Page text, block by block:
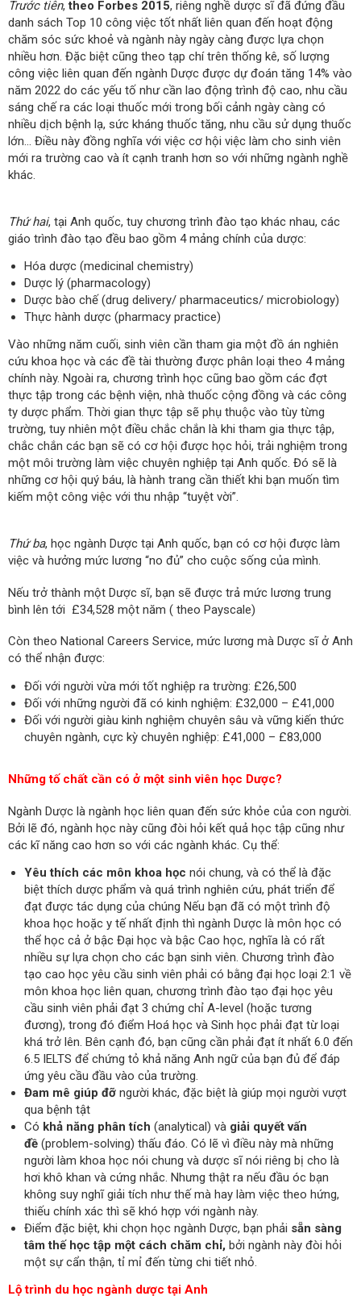
Trước tiên,theo Forbes 2015, riêng nghề dược sĩ đã đứng đầu
danh sách Top 10 công việc tốt nhất liên quan đến hoạt động
chăm sóc sức khoẻ và ngành này ngày càng được lựa chọn
nhiều hơn. Đặc biệt cũng theo tạp chí trên thống kê, số lượng
công việc liên quan đến ngành Dược được dự đoán tăng 14% vào
năm 2022 do các yếu tố như cần lao động trình độ cao, nhu cầu
sáng chế ra các loại thuốc mới trong bối cảnh ngày càng có
nhiều dịch bệnh lạ, sức kháng thuốc tăng, nhu cầu sử dụng thuốc
lớn… Điều này đồng nghĩa với việc cơ hội việc làm cho sinh viên
mới ra trường cao và ít cạnh tranh hơn so với những ngành nghề
khác.
Thứ hai, tại Anh quốc, tuy chương trình đào tạo khác nhau, các
giáo trình đào tạo đều bao gồm 4 mảng chính của dược:
Hóa dược (medicinal chemistry)
Dược lý (pharmacology)
Dược bào chế (drug delivery/ pharmaceutics/ microbiology)
Thực hành dược (pharmacy practice)
Vào những năm cuối, sinh viên cần tham gia một đồ án nghiên
cứu khoa học và các đề tài thường được phân loại theo 4 mảng
chính này. Ngoài ra, chương trình học cũng bao gồm các đợt
thực tập trong các bệnh viện, nhà thuốc cộng đồng và các công
ty dược phẩm. Thời gian thực tập sẽ phụ thuộc vào tùy từng
trường, tuy nhiên một điều chắc chắn là khi tham gia thực tập,
chắc chắn các bạn sẽ có cơ hội được học hỏi, trải nghiệm trong
một môi trường làm việc chuyên nghiệp tại Anh quốc. Đó sẽ là
những cơ hội quý báu, là hành trang cần thiết khi bạn muốn tìm
kiếm một công việc với thu nhập “tuyệt vời”.
Thứ ba, học ngành Dược tại Anh quốc, bạn có cơ hội được làm
việc và hưởng mức lương “no đủ” cho cuộc sống của mình.
Nếu trở thành một Dược sĩ, bạn sẽ được trả mức lương trung
bình lên tới £34,528 một năm ( theo Payscale)
Còn theo National Careers Service, mức lương mà Dược sĩ ở Anh
có thể nhận được:
Đối với người vừa mới tốt nghiệp ra trường: £26,500
Đối với những người đã có kinh nghiệm: £32,000 – £41,000
Đối với người giàu kinh nghiệm chuyên sâu và vững kiến thức
chuyên ngành, cực kỳ chuyên nghiệp: £41,000 – £83,000
Những tố chất cần có ở một sinh viên học Dược?
Ngành Dược là ngành học liên quan đến sức khỏe của con người.
Bởi lẽ đó, ngành học này cũng đòi hỏi kết quả học tập cũng như
các kĩ năng cao hơn so với các ngành khác. Cụ thể:
Yêu thích các môn khoa học nói chung, và có thể là đặc
biệt thích dược phẩm và quá trình nghiên cứu, phát triển để
đạt được tác dụng của chúng Nếu bạn đã có một trình độ
khoa học hoặc y tế nhất định thì ngành Dược là môn học có
thể học cả ở bậc Đại học và bậc Cao học, nghĩa là có rất
nhiều sự lựa chọn cho các bạn sinh viên. Chương trình đào
tạo cao học yêu cầu sinh viên phải có bằng đại học loại 2:1 về
môn khoa học liên quan, chương trình đào tạo đại học yêu
cầu sinh viên phải đạt 3 chứng chỉ A-level (hoặc tương
đương), trong đó điểm Hoá học và Sinh học phải đạt từ loại
khá trở lên. Bên cạnh đó, bạn cũng cần phải đạt ít nhất 6.0 đến
6.5 IELTS để chứng tỏ khả năng Anh ngữ của bạn đủ để đáp
ứng yêu cầu đầu vào của trường.
Đam mê giúp đỡ người khác, đặc biệt là giúp mọi người vượt
qua bệnh tật
Có khả năng phân tích (analytical) và giải quyết vấn
đề (problem-solving) thấu đáo. Có lẽ vì điều này mà những
người làm khoa học nói chung và dược sĩ nói riêng bị cho là
hơi khô khan và cứng nhắc. Nhưng thật ra nếu đầu óc bạn
không suy nghĩ giải tích như thế mà hay làm việc theo hứng,
thiếu chính xác thì sẽ khó hợp với ngành này.
Điểm đặc biệt, khi chọn học ngành Dược, bạn phải sẵn sàng
tâm thế học tập một cách chăm chỉ, bởi ngành này đòi hỏi
một sự cẩn thận, tỉ mỉ đến từng chi tiết nhỏ.
Lộ trình du học ngành dược tại Anh